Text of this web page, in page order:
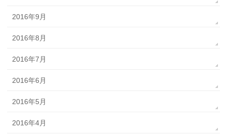
2016年9月
2016年8月
2016年7月
2016年6月
2016年5月
2016年4月